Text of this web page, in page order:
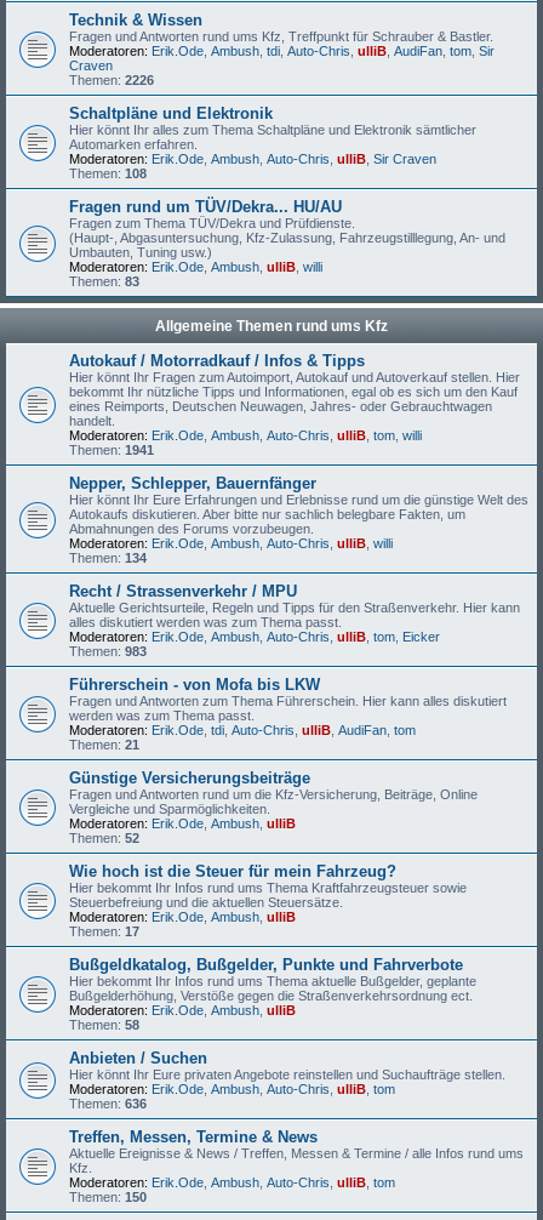
Technik & Wissen
Fragen und Antworten rund ums Kfz, Treffpunkt für Schrauber & Bastler.
Moderatoren: Erik.Ode Ambush tdi Auto-Chris ulliB AudiFan tom Sir
Craven
Themen: 2226
Schaltpläne und Elektronik
Hier könnt Ihr alles zum Thema Schaltpläne und Elektronik sämtlicher
Automarken erfahren.
Moderatoren: Erik.Ode Ambush Auto-Chris ulliB Sir Craven
Themen: 108
Fragen rund um TÜV/Dekra... HU/AU
Fragen zum Thema TÜV/Dekra und Prüfdienste.
(Haupt-, Abgasuntersuchung, Kfz-Zulassung, Fahrzeugstilllegung, An- und
Umbauten, Tuning usw.)
Moderatoren: Erik.Ode Ambush ulliB willi
Themen: 83
Allgemeine Themen rund ums Kfz
Autokauf / Motorradkauf / Infos & Tipps
Hier könnt Ihr Fragen zum Autoimport, Autokauf und Autoverkauf stellen. Hier
bekommt Ihr nützliche Tipps und Informationen, egal ob es sich um den Kauf
eines Reimports, Deutschen Neuwagen, Jahres- oder Gebrauchtwagen
handelt.
Moderatoren: Erik.Ode Ambush Auto-Chris ulliB tom willi
Themen: 1941
Nepper, Schlepper, Bauernfänger
Hier könnt Ihr Eure Erfahrungen und Erlebnisse rund um die günstige Welt des
Autokaufs diskutieren. Aber bitte nur sachlich belegbare Fakten, um
Abmahnungen des Forums vorzubeugen.
Moderatoren: Erik.Ode Ambush Auto-Chris ulliB willi
Themen: 134
Recht / Strassenverkehr / MPU
Aktuelle Gerichtsurteile, Regeln und Tipps für den Straßenverkehr. Hier kann
alles diskutiert werden was zum Thema passt.
Moderatoren: Erik.Ode Ambush Auto-Chris ulliB tom Eicker
Themen: 983
Führerschein - von Mofa bis LKW
Fragen und Antworten zum Thema Führerschein. Hier kann alles diskutiert
werden was zum Thema passt.
Moderatoren: Erik.Ode tdi Auto-Chris ulliB AudiFan tom
Themen: 21
Günstige Versicherungsbeiträge
Fragen und Antworten rund um die Kfz-Versicherung, Beiträge, Online
Vergleiche und Sparmöglichkeiten.
Moderatoren: Erik.Ode Ambush ulliB
Themen: 52
Wie hoch ist die Steuer für mein Fahrzeug?
Hier bekommt Ihr Infos rund ums Thema Kraftfahrzeugsteuer sowie
Steuerbefreiung und die aktuellen Steuersätze.
Moderatoren: Erik.Ode Ambush ulliB
Themen: 17
Bußgeldkatalog, Bußgelder, Punkte und Fahrverbote
Hier bekommt Ihr Infos rund ums Thema aktuelle Bußgelder, geplante
Bußgelderhöhung, Verstöße gegen die Straßenverkehrsordnung ect.
Moderatoren: Erik.Ode Ambush ulliB
Themen: 58
Anbieten / Suchen
Hier könnt Ihr Eure privaten Angebote reinstellen und Suchaufträge stellen.
Moderatoren: Erik.Ode Ambush Auto-Chris ulliB tom
Themen: 636
Treffen, Messen, Termine & News
Aktuelle Ereignisse & News / Treffen, Messen & Termine / alle Infos rund ums
Kfz.
Moderatoren: Erik.Ode Ambush Auto-Chris ulliB tom
Themen: 150